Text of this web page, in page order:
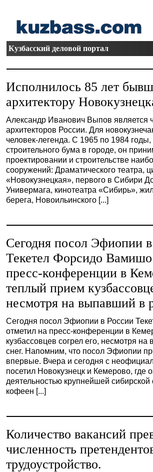
Кузбасский деловой портал
Исполнилось 85 лет
архитектору
Александр Иванович Выпов является
архитекторов России. Для
человек-легенда. С 1965 по 1984
строительного бума в городе, он
проектировании и строительстве
сооружений: Драматического театра,
«Новокузнецкая», первого в Сибири
Универмага, кинотеатра «Сибирь»,
берега, Новоильинского [...]
Сегодня посол Эфиопии
Текетел Форсидо
пресс-конференции в
теплый прием
несмотря на выпавший в
Сегодня посол Эфиопии в России
отметил на пресс-конференции в
кузбассовцев согрел его, несмотря
снег. Напомним, что посол Эфиопии
впервые. Вчера и сегодня с
посетил Новокузнецк и Кемерово, где
деятельностью крупнейшей сибирской
кофеен [...]
Количество вакансий
численность
трудоустройство.